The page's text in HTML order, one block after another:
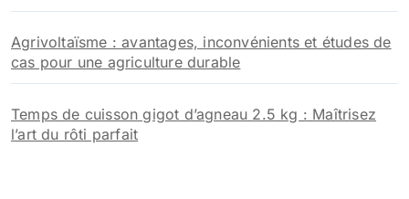
Agrivoltaïsme : avantages, inconvénients et études de
cas pour une agriculture durable
Temps de cuisson gigot d’agneau 2.5 kg : Maîtrisez
l’art du rôti parfait